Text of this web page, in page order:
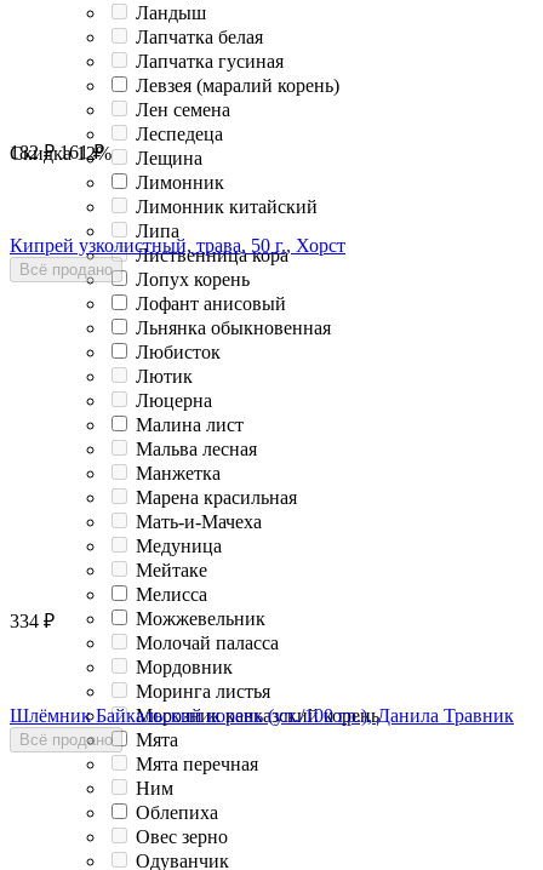
Ландыш
Лапчатка белая
Лапчатка гусиная
Левзея (маралий корень)
Лен семена
Леспедеца
Лещина
Лимонник
Лимонник китайский
Липа
Лиственница кора
Лопух корень
Лофант анисовый
Льнянка обыкновенная
Любисток
Лютик
Люцерна
Малина лист
Мальва лесная
Манжетка
Марена красильная
Мать-и-Мачеха
Медуница
Мейтаке
Мелисса
Можжевельник
Молочай паласса
Мордовник
Моринга листья
Морозник кавказский корень
Мята
Мята перечная
Ним
Облепиха
Овес зерно
Одуванчик
Скидка12%
182 ₽ 161 ₽
Кипрей узколистный, трава, 50 г., Хорст
Всё продано
334 ₽
Шлёмник Байкальский корень (уп./100 гр.), Данила Травник
Всё продано